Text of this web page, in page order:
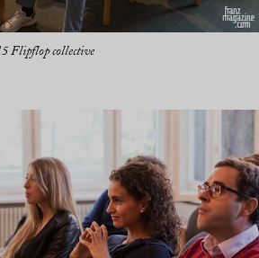
Flipflop collective